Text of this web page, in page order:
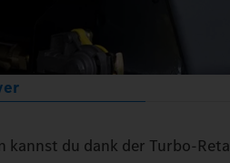
kannst du dank der Turbo-